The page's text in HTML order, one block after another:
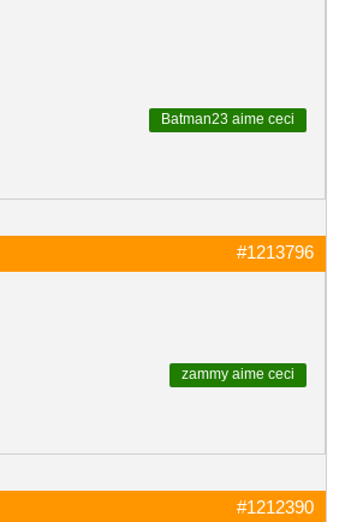
Batman23 aime ceci
#1213796
zammy aime ceci
#1212390